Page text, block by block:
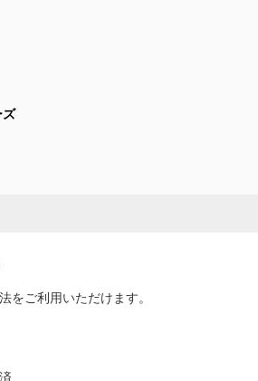
ズ
をご利用いただけます。